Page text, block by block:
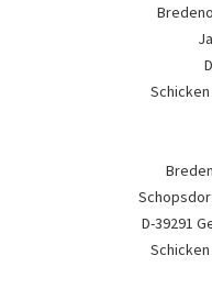
Schicken
D-39291
Schicken